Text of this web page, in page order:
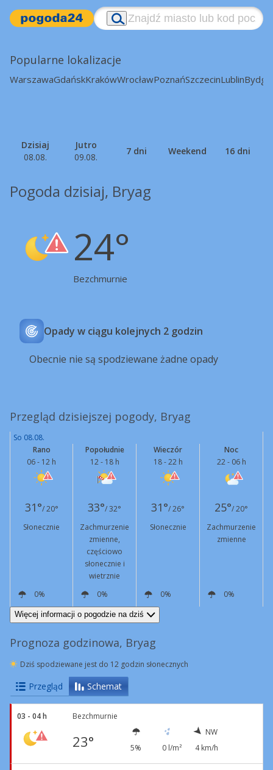
Popularne lokalizacje
WarszawaGdańskKrakówWrocławPoznańSzczecinLublin
Dzisiaj
08.08.
Jutro
09.08.
7 dni Weekend 16 dni
Pogoda dzisiaj, Bryag
24°
Bezchmurnie
Opady w ciągu kolejnych 2 godzin
Obecnie nie są spodziewane żadne opady
Przegląd dzisiejszej pogody, Bryag
So 08.08.
Rano
06 - 12 h
Popołudnie
12 - 18 h
Wieczór
18 - 22 h
Noc
22 - 06 h
31°/ 20° 33°/ 32° 31°/ 26° 25°/ 20°
Słonecznie
Zachmurzenie
zmienne,
częściowo
słonecznie i
wietrznie
Słonecznie
Zachmurzenie
zmienne
0% 0% 0%
0%
N
10 km/h N
21 km/h
Podmuchy
41 km/h
Więcej informacji o pogodzie na dziś
Prognoza godzinowa, Bryag
Dziś spodziewane jest do 12 godzin słonecznych
Przegląd Schemat
03 - 04 h Bezchmurnie
23° 5% 0 l/m²
NW
4 km/h